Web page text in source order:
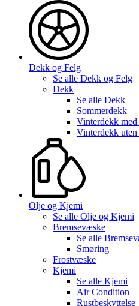
Dekk og Felg
Se alle Dekk og Felg
Dekk
Se alle Dekk
Sommerdekk
Vinterdekk
Vinterdekk
Olje og Kjemi
Se alle Olje og Kjemi
Bremsevæske
Se alle
Smøring
Frostvæske
Kjemi
Se alle Kjemi
Air Condition
Rustbeskyttelse